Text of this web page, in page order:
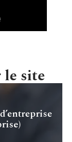
site